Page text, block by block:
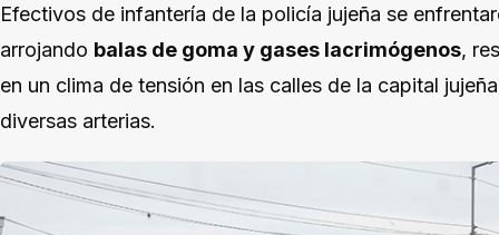
Efectivos de infantería de la policía jujeña se
arrojando balas de goma y gases lacrimógenos,
en un clima de tensión en las calles de la capital
diversas arterias.